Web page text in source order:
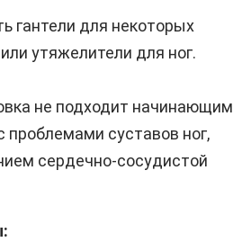
гантели для некоторых
утяжелители для ног.
не подходит начинающим
суставов ног,
сердечно-сосудистой